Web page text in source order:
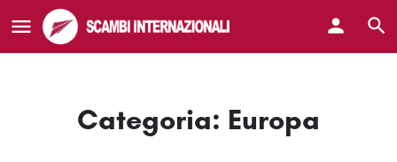
Categoria: Europa